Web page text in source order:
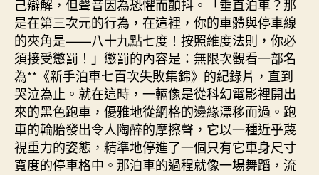
己辯解，但聲音因為恐懼而顫抖。「垂直泊車？那
是在第三次元的行為，在這裡，你的車體與停車線
的夾角是——八十九點七度！按照維度法則，你必
須接受懲罰！」懲罰的內容是：無限次觀看一部名
為**《新手泊車七百次失敗集錦》的紀錄片，直到
哭泣為止。就在這時，一輛像是從科幻電影裡開出
來的黑色跑車，優雅地從網格的邊緣漂移而過。跑
車的輪胎發出令人陶醉的摩擦聲，它以一種近乎蔑
視重力的姿態，精準地停進了一個只有它車身尺寸
寬度的停車格中。那泊車的過程就像一場舞蹈，流